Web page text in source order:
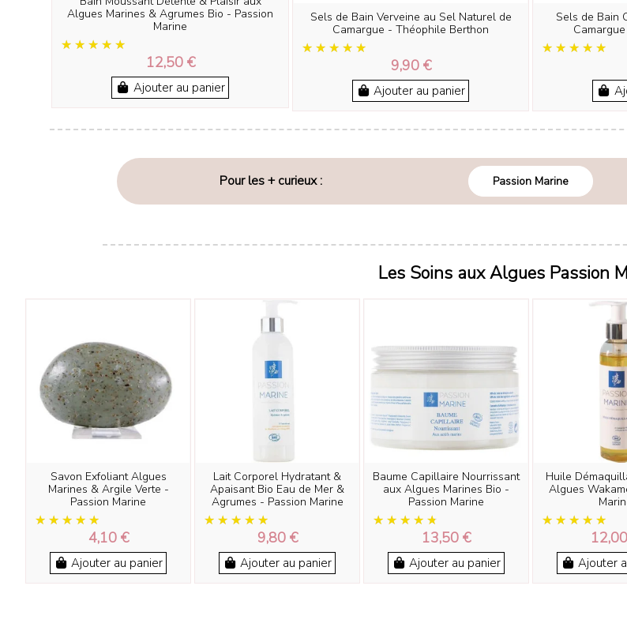
Algues Marines & Agrumes Bio - Passion
Marine
12,50 €
Ajouter au panier
Sels de Bain Verveine au Sel Naturel de
Camargue - Théophile Berthon
9,90 €
Ajouter au panier
Sels de Bain
Pour les + curieux : Passion Marine
Les Soins aux Algues Passion
Savon Exfoliant Algues
Marines & Argile Verte -
Passion Marine
4,10 €
Ajouter au panier
Lait Corporel Hydratant &
Apaisant Bio Eau de Mer &
Agrumes - Passion Marine
9,80 €
Ajouter au panier
Baume Capillaire Nourrissant
aux Algues Marines Bio -
Passion Marine
13,50 €
Ajouter au panier
Huile
Algues
Ajouter